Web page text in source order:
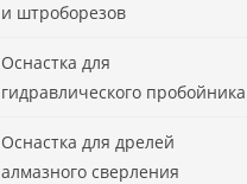
и штроборезов
Оснастка для
гидравлического пробойника
Оснастка для дрелей
алмазного сверления